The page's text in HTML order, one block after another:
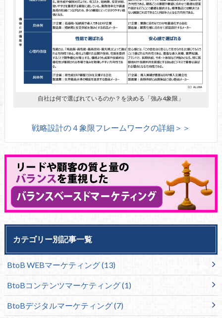
自社は何で選ばれているのか？を決める「強み4象限」
戦略設計の４象限フレームワークの詳細＞＞
カテゴリー別記事一覧
BtoB WEBマーケティング(13)
BtoBコンテンツマーケティング(1)
BtoBデジタルマーケティング(7)